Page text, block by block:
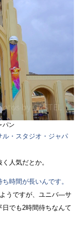
パン
・スタジオ・ジャパ
人気だとか。
時間が長いんです。
うですが、ユニバ―サ
でも2時間待ちなんて